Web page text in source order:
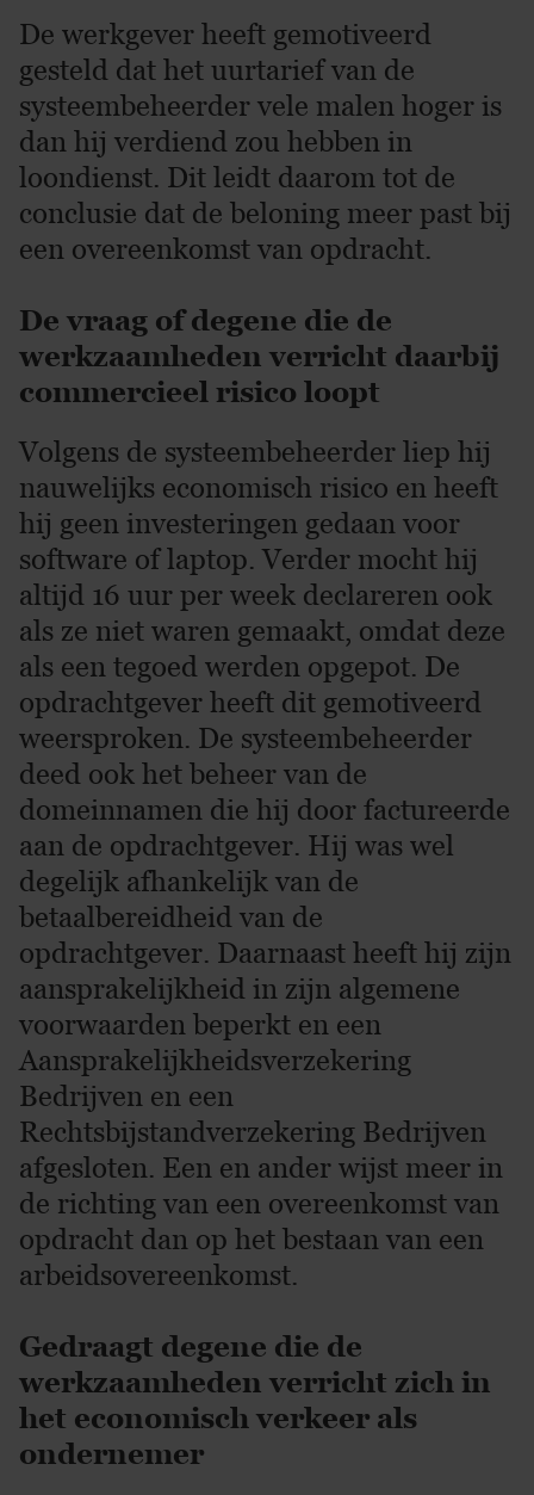
De werkgever heeft gemotiveerd
gesteld dat het uurtarief van de
systeembeheerder vele malen hoger is
dan hij verdiend zou hebben in
loondienst. Dit leidt daarom tot de
conclusie dat de beloning meer past bij
een overeenkomst van opdracht.
De vraag of degene die de
werkzaamheden verricht daarbij
commercieel risico loopt
Volgens de systeembeheerder liep hij
nauwelijks economisch risico en heeft
hij geen investeringen gedaan voor
software of laptop. Verder mocht hij
altijd 16 uur per week declareren ook
als ze niet waren gemaakt, omdat deze
als een tegoed werden opgepot. De
opdrachtgever heeft dit gemotiveerd
weersproken. De systeembeheerder
deed ook het beheer van de
domeinnamen die hij door factureerde
aan de opdrachtgever. Hij was wel
degelijk afhankelijk van de
betaalbereidheid van de
opdrachtgever. Daarnaast heeft hij zijn
aansprakelijkheid in zijn algemene
voorwaarden beperkt en een
Aansprakelijkheidsverzekering
Bedrijven en een
Rechtsbijstandverzekering Bedrijven
afgesloten. Een en ander wijst meer in
de richting van een overeenkomst van
opdracht dan op het bestaan van een
arbeidsovereenkomst.
Gedraagt degene die de
werkzaamheden verricht zich in
het economisch verkeer als
ondernemer